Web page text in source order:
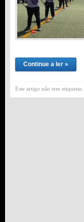
Continue a ler »
Este artigo não tem etiquetas.